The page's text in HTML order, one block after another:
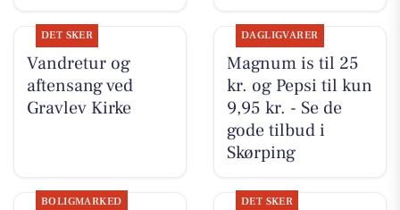
DET SKER
Vandretur og
aftensang ved
Gravlev Kirke
DAGLIGVARER
Magnum is til 25
kr. og Pepsi til kun
9,95 kr. - Se de
gode tilbud i
Skørping
BOLIGMARKED DET SKER